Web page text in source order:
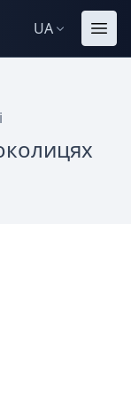
UA